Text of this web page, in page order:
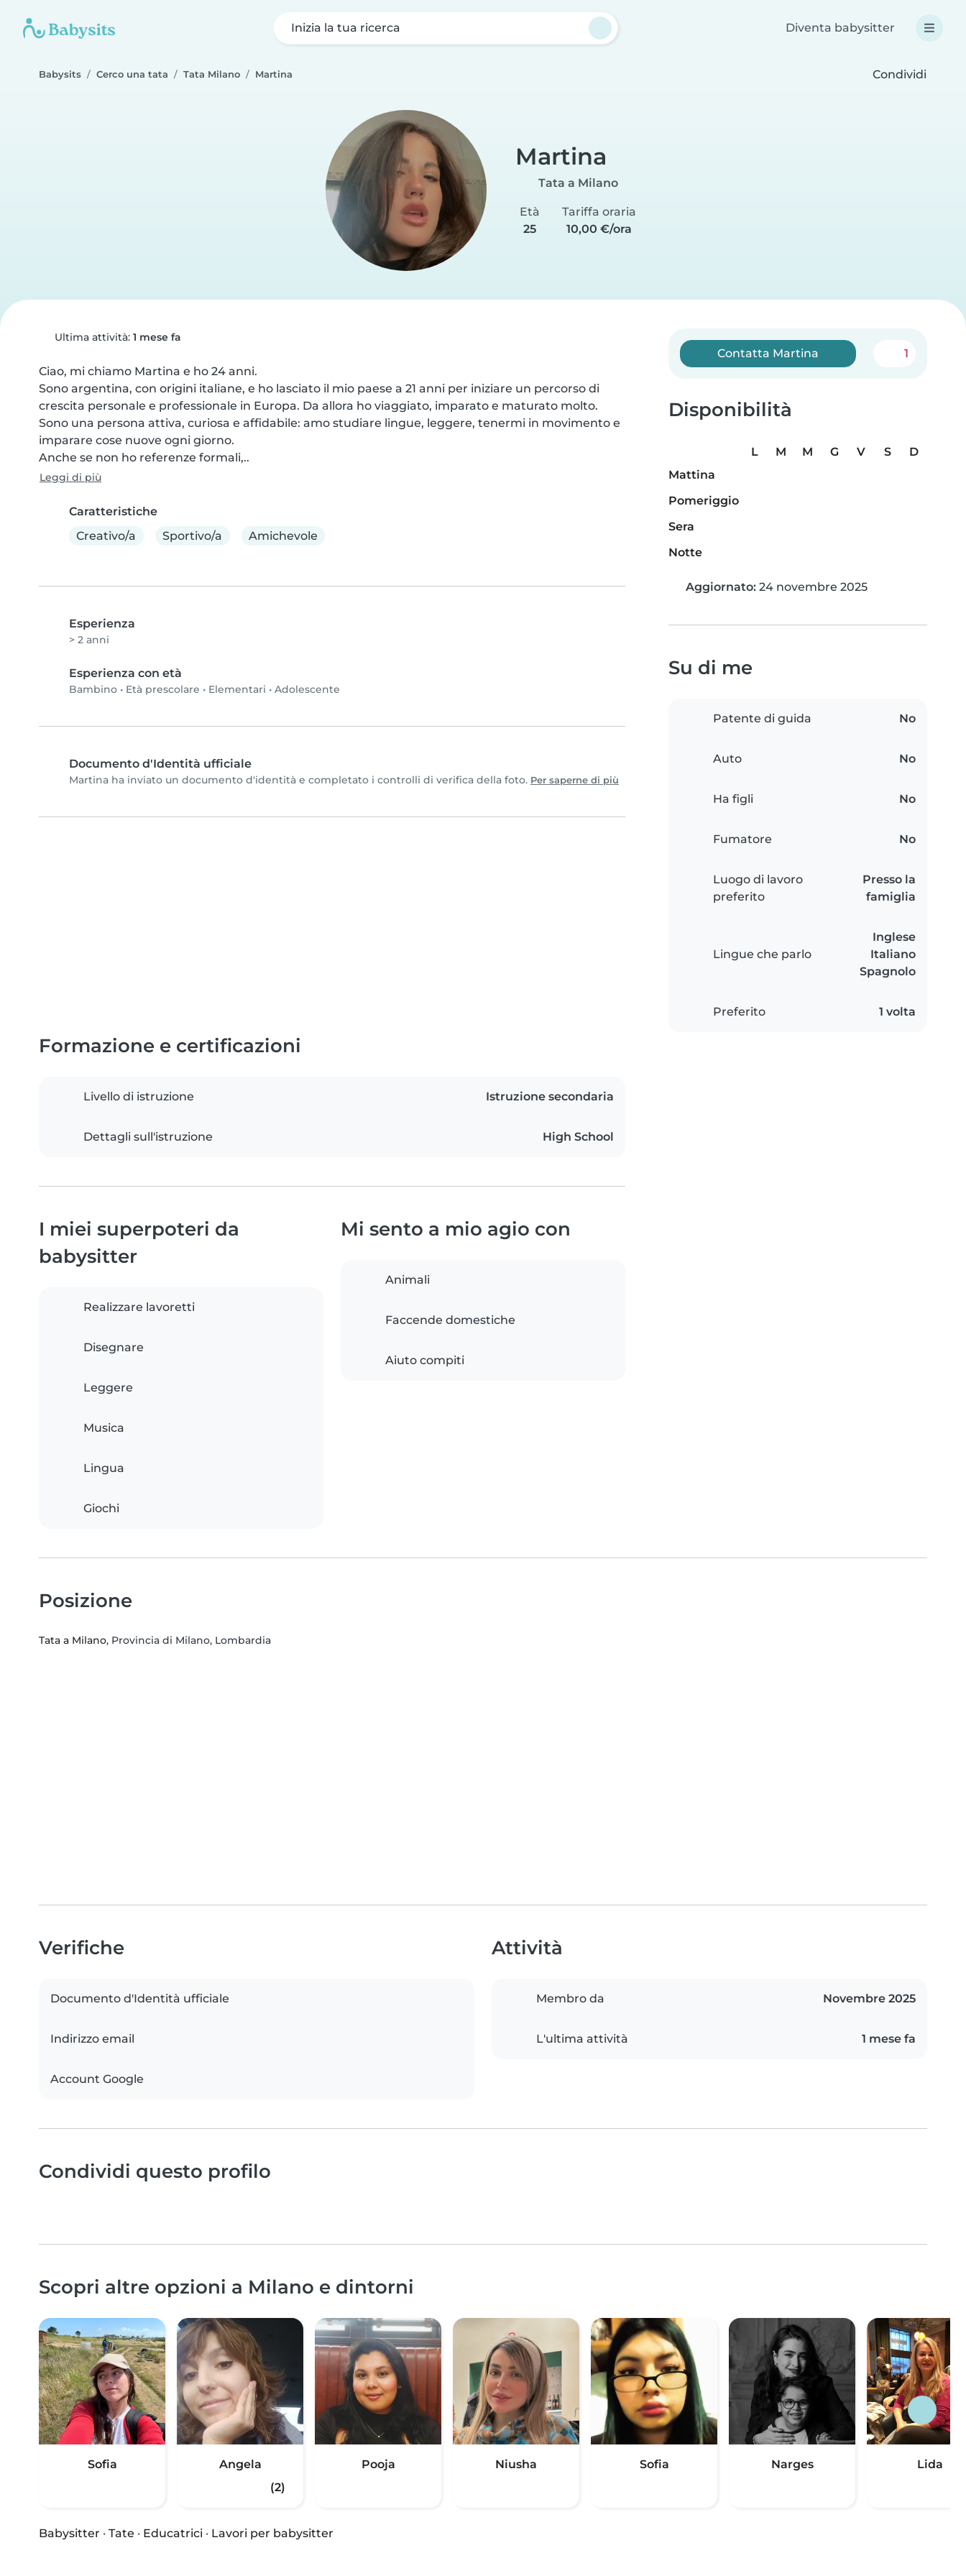
Inizia la tua ricerca Diventa babysitter
Babysits Cerco una tata Tata Milano Martina Condividi
Martina
Tata a Milano
Età
25
Tariffa oraria
10,00 €/ora
Ultima attività: 1 mese fa
Ciao, mi chiamo Martina e ho 24 anni.
Sono argentina, con origini italiane, e ho lasciato il mio paese a 21 anni per iniziare un percorso di
crescita personale e professionale in Europa. Da allora ho viaggiato, imparato e maturato molto.
Sono una persona attiva, curiosa e affidabile: amo studiare lingue, leggere, tenermi in movimento e
imparare cose nuove ogni giorno.
Anche se non ho referenze formali,..
Leggi di più
Caratteristiche
Creativo/a
Sportivo/a Amichevole
Esperienza
> 2 anni
Esperienza con età
Bambino • Età prescolare • Elementari • Adolescente
Documento d'Identità ufficiale
Martina ha inviato un documento d'identità e completato i controlli di verifica della foto. Per saperne di più
Contatta Martina 1
Disponibilità
L M M G V S
D
Mattina
Pomeriggio
Sera
Notte
Aggiornato: 24 novembre 2025
Su di me
Patente di guida No
Auto No
Ha figli No
Fumatore No
Luogo di lavoro
preferito
Presso la
famiglia
Lingue che parlo
Inglese
Italiano
Spagnolo
Preferito 1 volta
Formazione e certificazioni
Livello di istruzione Istruzione secondaria
Dettagli sull'istruzione High School
I miei superpoteri da
babysitter
Realizzare lavoretti
Disegnare
Leggere
Musica
Lingua
Giochi
Mi sento a mio agio con
Animali
Faccende domestiche
Aiuto compiti
Posizione
Tata a Milano, Provincia di Milano, Lombardia
Verifiche
Documento d'Identità ufficiale
Indirizzo email
Account Google
Attività
Membro da Novembre 2025
L'ultima attività 1 mese fa
Condividi questo profilo
Scopri altre opzioni a Milano e dintorni
Sofia
Angela
(2)
Pooja Niusha Sofia Narges Lida
Babysitter · Tate · Educatrici · Lavori per babysitter